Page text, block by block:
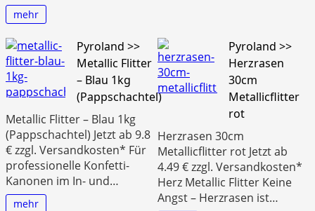
mehr
Pyroland >>
Metallic Flitter
– Blau 1kg
(Pappschachtel)
Metallic Flitter – Blau 1kg
(Pappschachtel) Jetzt ab 9.8
€ zzgl. Versandkosten* Für
professionelle Konfetti-
Kanonen im In- und…
mehr
Pyroland >>
Herzrasen
30cm
Metallicflitter
rot
Herzrasen 30cm
Metallicflitter rot Jetzt ab
4.49 € zzgl. Versandkosten*
Herz Metallic Flitter Keine
Angst – Herzrasen ist…